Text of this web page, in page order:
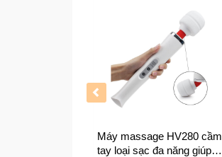
Máy massage HV280 cầm
tay loại sạc đa năng giúp